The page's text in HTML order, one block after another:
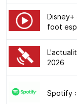
foot
2026
Spotify :